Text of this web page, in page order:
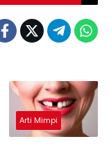
Arti Mimpi